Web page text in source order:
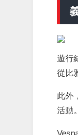
遊行
從比
此外
活動